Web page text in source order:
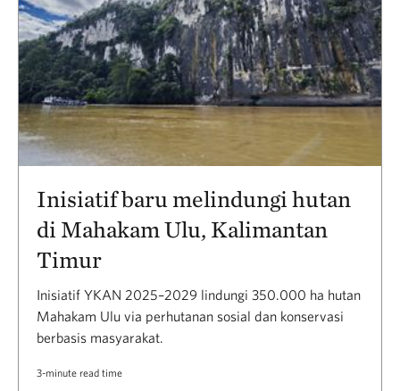
Inisiatif baru melindungi hutan
di Mahakam Ulu, Kalimantan
Timur
Inisiatif YKAN 2025–2029 lindungi 350.000 ha hutan
Mahakam Ulu via perhutanan sosial dan konservasi
berbasis masyarakat.
3-minute read time